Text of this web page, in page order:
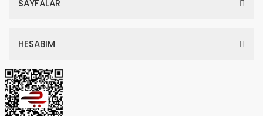
SAYFALAR
HESABIM